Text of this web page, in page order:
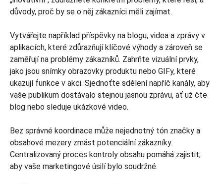
důvody, proč by se o něj zákazníci měli zajímat.
Vytvářejte například příspěvky na blogu, videa a zprávy v
aplikacích, které zdůrazňují klíčové výhody a zároveň se
zaměřují na problémy zákazníků. Zahrňte vizuální prvky,
jako jsou snímky obrazovky produktu nebo GIFy, které
ukazují funkce v akci. Sjednoťte sdělení napříč kanály, aby
vaše publikum dostávalo stejnou jasnou zprávu, ať už čte
blog nebo sleduje ukázkové video.
Bez správné koordinace může nejednotný tón značky a
obsahové mezery zmást potenciální zákazníky.
Centralizovaný proces kontroly obsahu pomáhá zajistit,
aby vaše marketingové úsilí bylo soudržné.